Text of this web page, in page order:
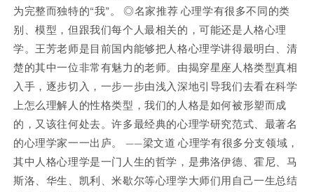
为完整而独特的“我”。 ◎名家推荐 心理学有很多不同的类
别、模型，但跟我们每个人最相关的，可能还是人格心理
学。王芳老师是目前国内能够把人格心理学讲得最明白、清
楚的其中一位非常有魅力的老师。由揭穿星座人格类型真相
入手，逐步切入，一步一步由浅入深地引导我们去看在科学
上怎么理解人的性格类型，我们的人格是如何被形塑而成
的，又该往何处去。许多最经典的心理学研究范式、最著名
的心理学家一一出庐。 ——梁文道 心理学有很多分支领域，
其中人格心理学是一门人生的哲学，是弗洛伊德、霍尼、马
斯洛、华生、凯利、米歇尔等心理学大师们用自己一生总结